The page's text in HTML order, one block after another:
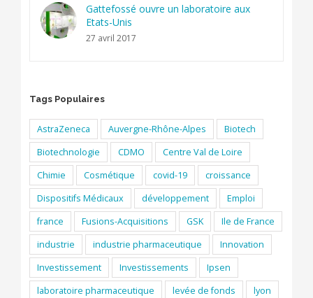
Gattefossé ouvre un laboratoire aux
Etats-Unis
27 avril 2017
Tags Populaires
AstraZeneca Auvergne-Rhône-Alpes
Biotech
Biotechnologie
CDMO
Centre Val de Loire
Chimie
Cosmétique covid-19
croissance
Dispositifs Médicaux
développement
Emploi
france
Fusions-Acquisitions GSK
Ile de France
industrie
industrie pharmaceutique
Innovation
Investissement
Investissements
Ipsen
laboratoire pharmaceutique
levée de fonds
lyon